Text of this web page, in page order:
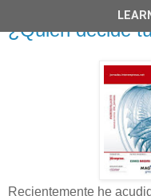
¿Quién decide
Recientemente he